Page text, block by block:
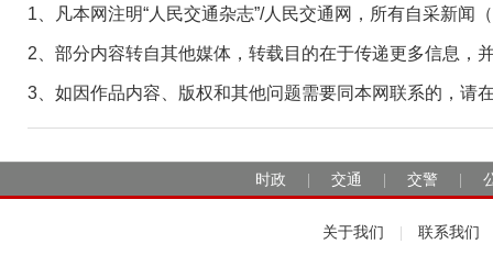
1、凡本网注明“人民交通杂志”/人民交通网，所有自采新
2、部分内容转自其他媒体，转载目的在于传递更多信息，
3、如因作品内容、版权和其他问题需要同本网联系的，请
时政 交通 交警
关于我们 联系我们